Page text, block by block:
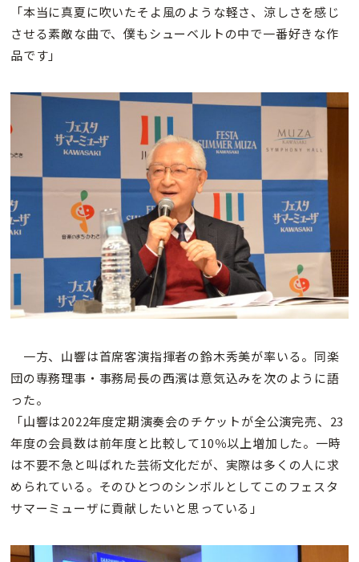
「本当に真夏に吹いたそよ風のような軽さ、涼しさを感じ
させる素敵な曲で、僕もシューベルトの中で一番好きな作
品です」
一方、山響は首席客演指揮者の鈴木秀美が率いる。同楽
団の専務理事・事務局長の西濱は意気込みを次のように語
った。
「山響は2022年度定期演奏会のチケットが全公演完売、23
年度の会員数は前年度と比較して10％以上増加した。一時
は不要不急と叫ばれた芸術文化だが、実際は多くの人に求
められている。そのひとつのシンボルとしてこのフェスタ
サマーミューザに貢献したいと思っている」